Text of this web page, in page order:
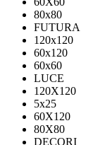
80х80
FUTURA
120х120
60х120
60х60
LUCE
120X120
5x25
60X120
80X80
DECORI